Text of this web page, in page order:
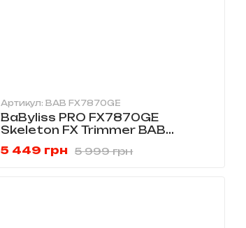
Артикул: BAB FX7870GE
BaByliss PRO FX7870GE
Skeleton FX Trimmer BAB
5 999 грн
5 449 грн